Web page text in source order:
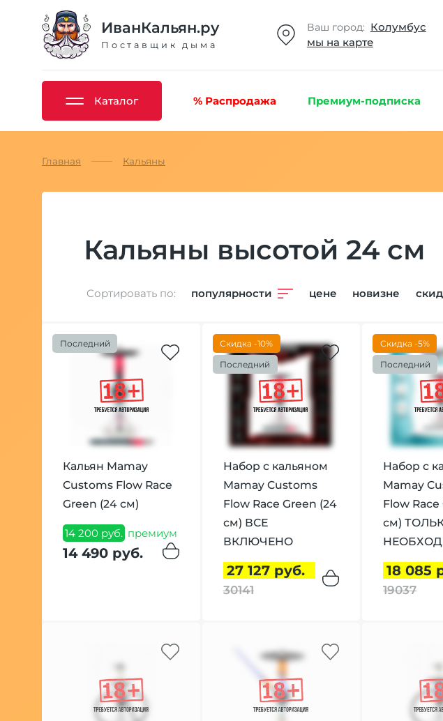
ИванКальян.ру
Поставщик дыма
Ваш город: Колумбус
мы на карте
Каталог % Распродажа Премиум-подписка
Товар
Товар
Добавлено
Товар
Главная Кальяны
Кальяны высотой 24 см
Сортировать по: популярности цене новизне
Последний
Кальян Mamay
Customs Flow Race
Green (24 см)
14 200 руб. премиум
14 490 руб.
Скидка -10%
Последний
Набор с кальяном
Mamay Customs
Flow Race Green (24
см) ВСЕ
ВКЛЮЧЕНО
27 127 руб.
30141
Скидка -5%
Последний
Набор с
Mamay
Flow
см)
18 085
19037